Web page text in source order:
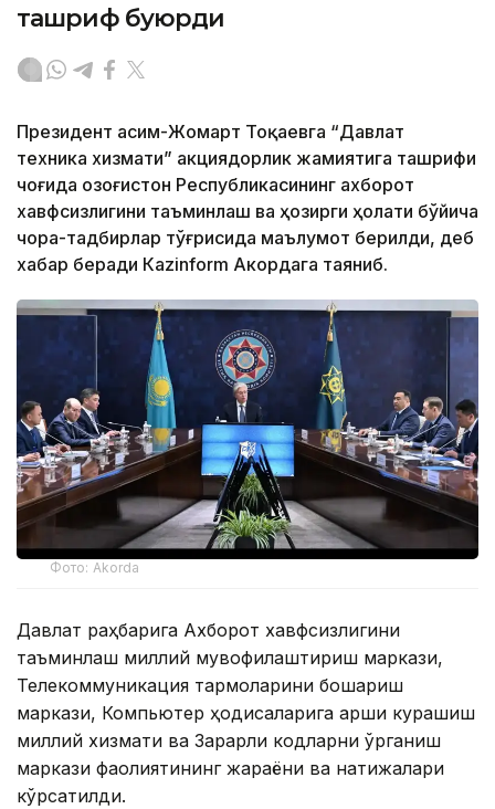
ташриф буюрди
Президент Қасим-Жомарт Тоқаевга “Давлат
техника хизмати” акциядорлик жамиятига ташрифи
чоғида Қозоғистон Республикасининг ахборот
хавфсизлигини таъминлаш ва ҳозирги ҳолати бўйича
чора-тадбирлар тўғрисида маълумот берилди, деб
хабар беради Каzinform Акордага таяниб.
Фото: Akorda
Давлат раҳбарига Ахборот хавфсизлигини
таъминлаш миллий мувофиқлаштириш маркази,
Телекоммуникация тармоқларини бошқариш
маркази, Компьютер ҳодисаларига қарши курашиш
миллий хизмати ва Зарарли кодларни ўрганиш
маркази фаолиятининг жараёни ва натижалари
кўрсатилди.